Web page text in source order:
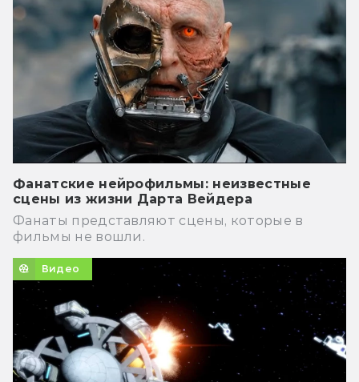
Фанатские нейрофильмы: неизвестные
сцены из жизни Дарта Вейдера
Фанаты представляют сцены, которые в
фильмы не вошли.
Видео